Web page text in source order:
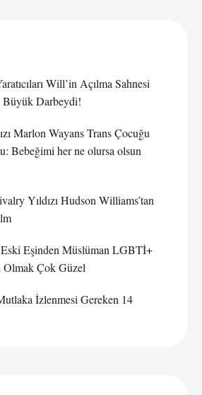
Will’in Açılma Sahnesi
Büyük Darbeydi!
Marlon Wayans Trans Çocuğu
Bebeğimi her ne olursa olsun
Yıldızı Hudson Williams’tan
Eski Eşinden Müslüman LGBTİ+
Çok Güzel
İzlenmesi Gereken 14